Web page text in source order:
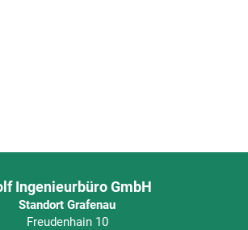
Ingenieurbüro GmbH
Standort Grafenau
Freudenhain 10